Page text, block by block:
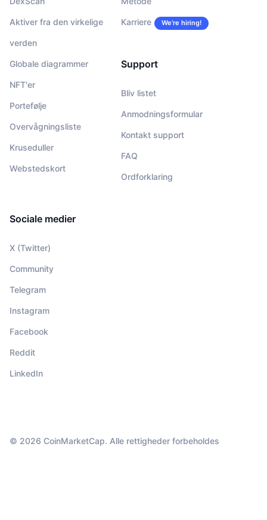
Aktiver fra den virkelige
verden
Globale diagrammer
NFT'er
Portefølje
Overvågningsliste
Kruseduller
Webstedskort
Karriere We’re hiring!
Support
Bliv listet
Anmodningsformular
Kontakt support
FAQ
Ordforklaring
Sociale medier
X (Twitter)
Community
Telegram
Instagram
Facebook
Reddit
LinkedIn
© 2026 CoinMarketCap. Alle rettigheder forbeholdes